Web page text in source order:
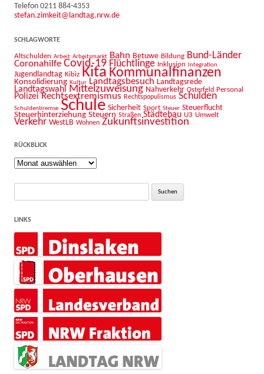
Telefon 0211 884-4353
stefan.zimkeit@landtag.nrw.de
SCHLAGWORTE
Altschulden Arbeit Arbeitsmarkt Bahn Betuwe Bildung Bund-Länder
Coronahilfe Covid-19 Flüchtlinge Inklusion Integration
Jugendlandtag Kibiz Kita Kommunalfinanzen
Konsolidierung Kultur Landtagsbesuch Landtagsrede
Landtagswahl Mittelzuweisung Nahverkehr Osterfeld Personal
Polizei Rechtsextremismus Rechtspopulismus Schulden
Schuldenbremse Schule Sicherheit Sport Steuer Steuerflucht
Steuerhinterziehung Steuern Straßen Städtebau U3 Umwelt
Verkehr WestLB Wohnen Zukunftsinvestition
RÜCKBLICK
Rückblick
Suche
LINKS